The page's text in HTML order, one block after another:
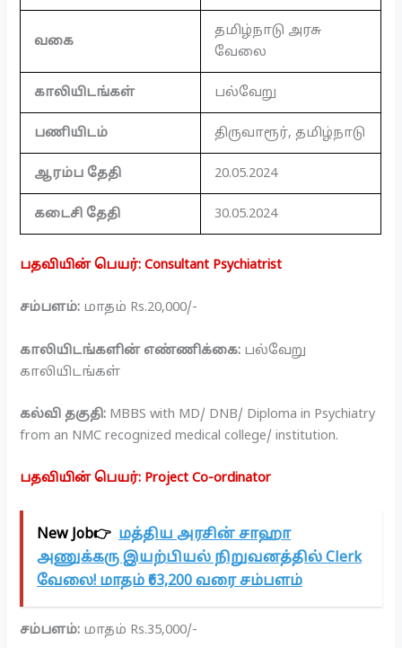
வகை
தமிழ்நாடு அரசு
வேலை
காலியிடங்கள் பல்வேறு
பணியிடம் திருவாரூர், தமிழ்நாடு
ஆரம்ப தேதி 20.05.2024
கடைசி தேதி 30.05.2024
பதவியின் பெயர்: Consultant Psychiatrist
சம்பளம்: மாதம் Rs.20,000/-
காலியிடங்களின் எண்ணிக்கை: பல்வேறு
காலியிடங்கள்
கல்வி தகுதி: MBBS with MD/ DNB/ Diploma in Psychiatry
from an NMC recognized medical college/ institution.
பதவியின் பெயர்: Project Co-ordinator
New Job👉 மத்திய அரசின் சாஹா
அணுக்கரு இயற்பியல் நிறுவனத்தில் Clerk
வேலை! மாதம் ₹63,200 வரை சம்பளம்
சம்பளம்: மாதம் Rs.35,000/-